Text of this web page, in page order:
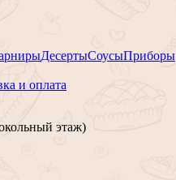
ДесертыСоусыПриборы
и оплата
этаж)